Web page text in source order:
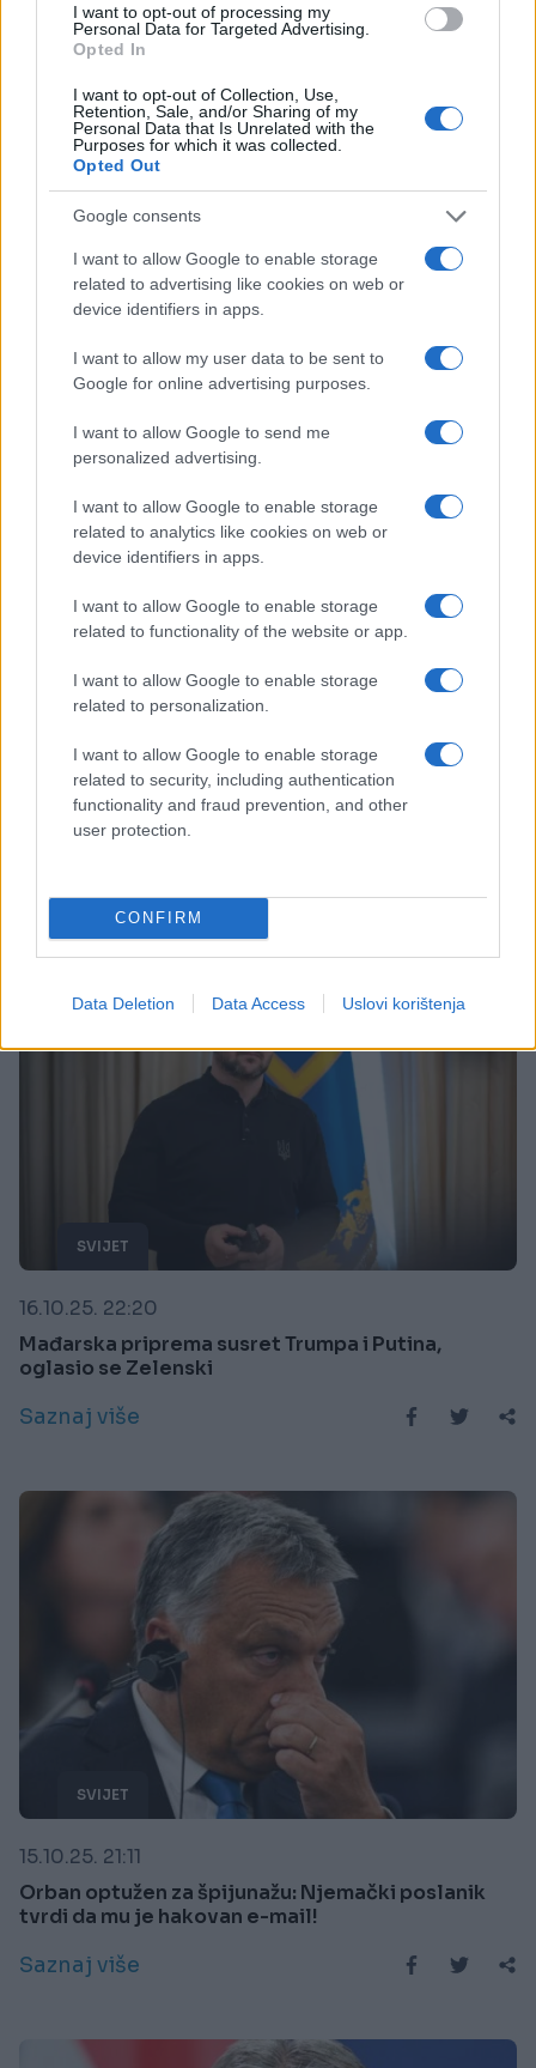
I want to opt-out of processing my
Personal Data for Targeted Advertising.
Opted In
I want to opt-out of Collection, Use,
Retention, Sale, and/or Sharing of my
Personal Data that Is Unrelated with the
Purposes for which it was collected.
Opted Out
Google consents
I want to allow Google to enable storage
related to advertising like cookies on web or
device identifiers in apps.
I want to allow my user data to be sent to
Google for online advertising purposes.
I want to allow Google to send me
personalized advertising.
I want to allow Google to enable storage
related to analytics like cookies on web or
device identifiers in apps.
I want to allow Google to enable storage
related to functionality of the website or app.
I want to allow Google to enable storage
related to personalization.
I want to allow Google to enable storage
related to security, including authentication
functionality and fraud prevention, and other
user protection.
CONFIRM
Data Deletion Data Access Uslovi korištenja
REGION
Vučić se sastaje sa Orbanom, tema sankcije NIS-u
Saznaj više
SVIJET
17.10.25. 10:13
Orban: Budimpešta logičan izbor za samit Rusije i
SVIJET
16.10.25. 22:20
Mađarska priprema susret Trumpa i Putina,
oglasio se Zelenski
Saznaj više
SVIJET
15.10.25. 21:11
Orban optužen za špijunažu: Njemački poslanik
tvrdi da mu je hakovan e-mail!
Saznaj više